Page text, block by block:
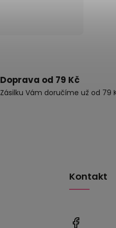
Doprava od 79 Kč
Zásilku Vám doručíme už od 79
Kontakt